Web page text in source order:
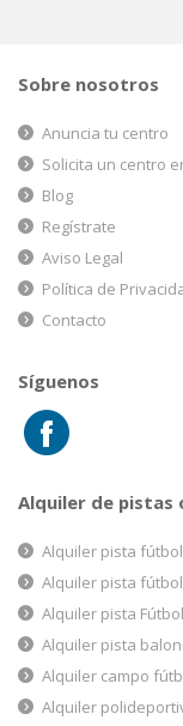
Sobre nosotros
Anuncia tu centro
Solicita un centro
Blog
Regístrate
Aviso Legal
Política de
Contacto
Síguenos
Alquiler de pistas
Alquiler pista
Alquiler pista
Alquiler pista
Alquiler pista
Alquiler campo
Alquiler